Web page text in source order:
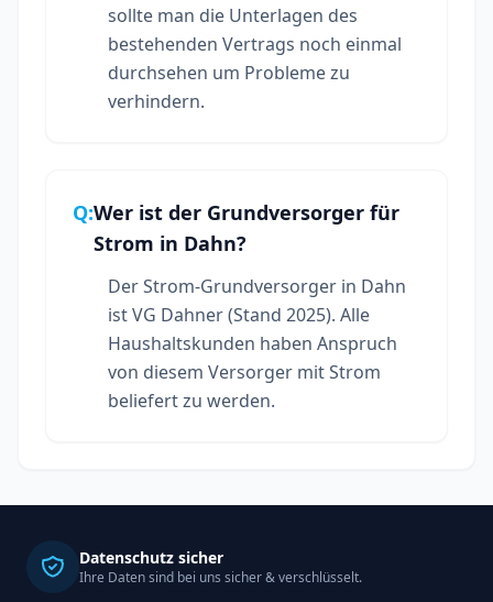
sollte man die Unterlagen des
bestehenden Vertrags noch einmal
durchsehen um Probleme zu
verhindern.
Q:Wer ist der Grundversorger für
Strom in Dahn?
Der Strom-Grundversorger in Dahn
ist VG Dahner (Stand 2025). Alle
Haushaltskunden haben Anspruch
von diesem Versorger mit Strom
beliefert zu werden.
Datenschutz sicher
Ihre Daten sind bei uns sicher & verschlüsselt.